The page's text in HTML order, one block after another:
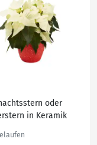
oder
in Keramik